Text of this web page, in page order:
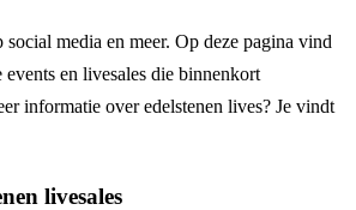
social media en meer. Op deze pagina vind
en livesales die binnenkort
informatie over edelstenen lives? Je vindt
livesales